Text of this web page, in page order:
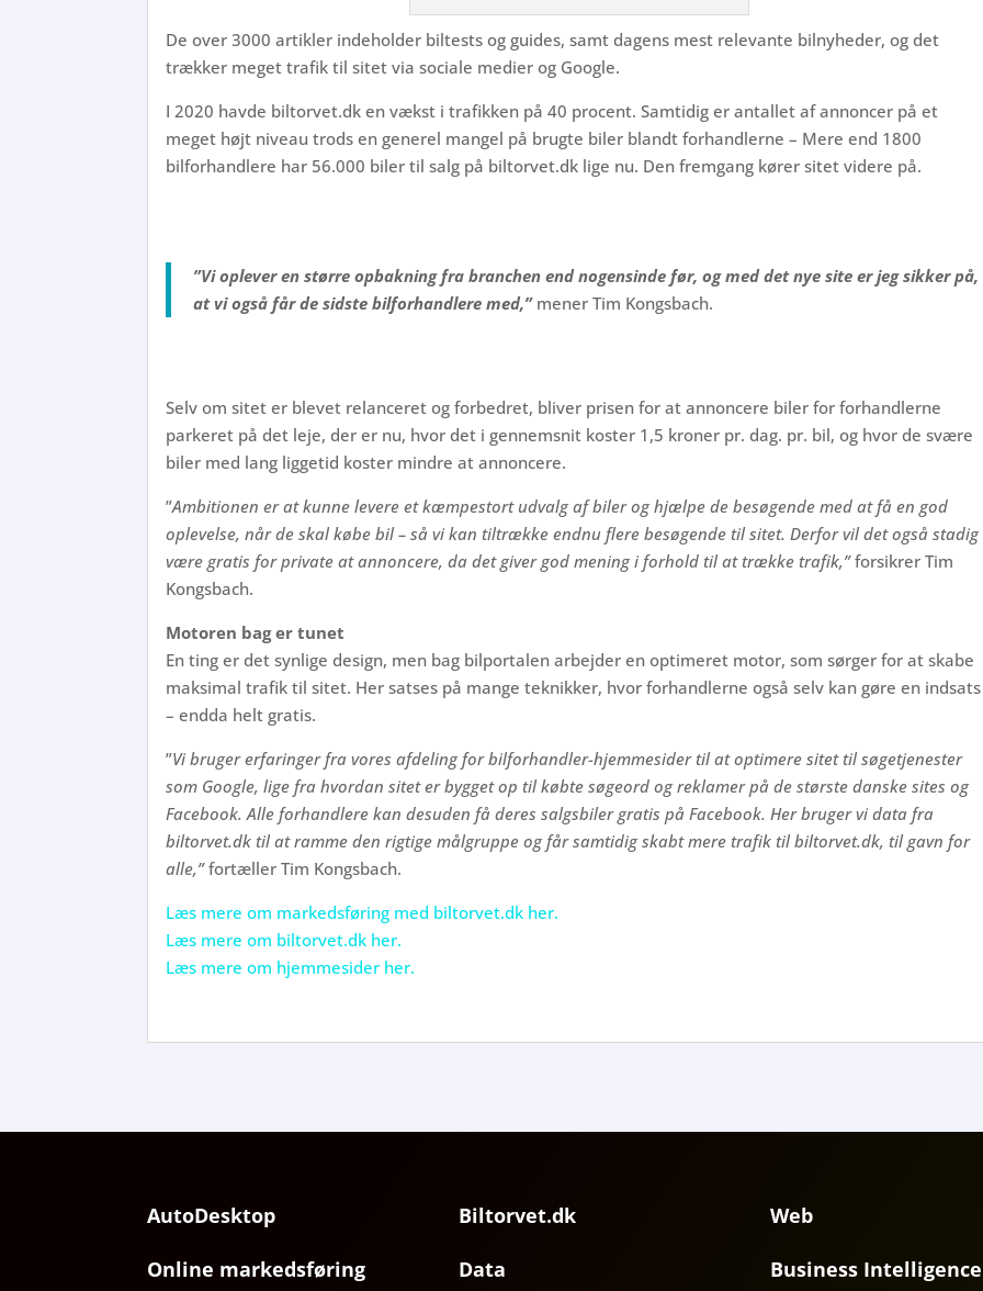
De over 3000 artikler indeholder biltests og guides, samt dagens mest relevante bilnyheder, og det
trækker meget trafik til sitet via sociale medier og Google.
I 2020 havde biltorvet.dk en vækst i trafikken på 40 procent. Samtidig er antallet af annoncer på et
meget højt niveau trods en generel mangel på brugte biler blandt forhandlerne – Mere end 1800
bilforhandlere har 56.000 biler til salg på biltorvet.dk lige nu. Den fremgang kører sitet videre på.
”Vi oplever en større opbakning fra branchen end nogensinde før, og med det nye site er jeg sikker på,
at vi også får de sidste bilforhandlere med,”mener Tim Kongsbach.
Selv om sitet er blevet relanceret og forbedret, bliver prisen for at annoncere biler for forhandlerne
parkeret på det leje, der er nu, hvor det i gennemsnit koster 1,5 kroner pr. dag. pr. bil, og hvor de svære
biler med lang liggetid koster mindre at annoncere.
”Ambitionen er at kunne levere et kæmpestort udvalg af biler og hjælpe de besøgende med at få en god
oplevelse, når de skal købe bil – så vi kan tiltrække endnu flere besøgende til sitet. Derfor vil det også stadig
være gratis for private at annoncere, da det giver god mening i forhold til at trække trafik,”forsikrer Tim
Kongsbach.
Motoren bag er tunet
En ting er det synlige design, men bag bilportalen arbejder en optimeret motor, som sørger for at skabe
maksimal trafik til sitet. Her satses på mange teknikker, hvor forhandlerne også selv kan gøre en indsats
– endda helt gratis.
”Vi bruger erfaringer fra vores afdeling for bilforhandler-hjemmesider til at optimere sitet til søgetjenester
som Google, lige fra hvordan sitet er bygget op til købte søgeord og reklamer på de største danske sites og
Facebook. Alle forhandlere kan desuden få deres salgsbiler gratis på Facebook. Her bruger vi data fra
biltorvet.dk til at ramme den rigtige målgruppe og får samtidig skabt mere trafik til biltorvet.dk, til gavn for
alle,”fortæller Tim Kongsbach.
Læs mere om markedsføring med biltorvet.dk her.
Læs mere om biltorvet.dk her.
Læs mere om hjemmesider her.
AutoDesktop Biltorvet.dk Web
Online markedsføring Data Business Intelligence